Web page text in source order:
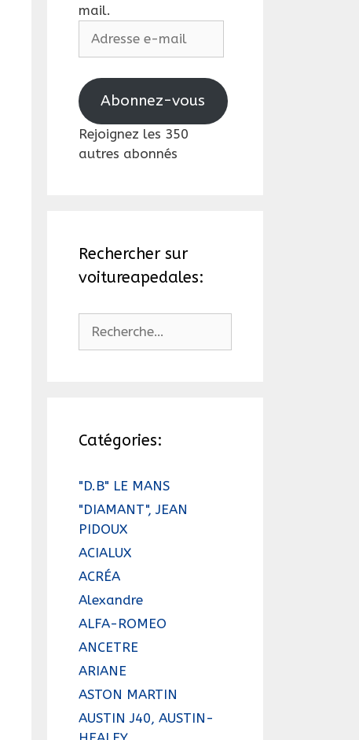
mail.
Abonnez-vous
Rejoignez les 350
autres abonnés
Rechercher sur
voitureapedales:
Catégories:
"D.B" LE MANS
"DIAMANT", JEAN
PIDOUX
ACIALUX
ACRÉA
Alexandre
ALFA-ROMEO
ANCETRE
ARIANE
ASTON MARTIN
AUSTIN J40, AUSTIN-